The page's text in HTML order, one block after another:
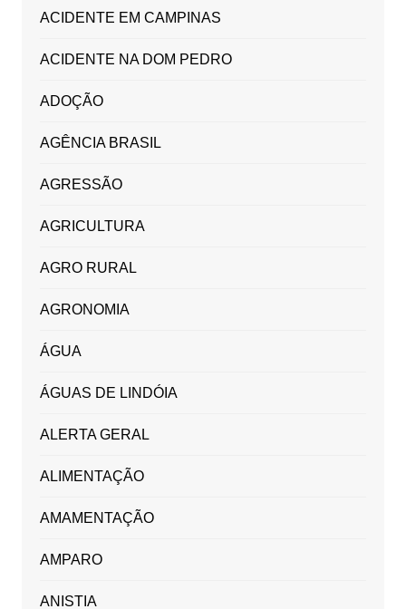
ACIDENTE EM CAMPINAS
ACIDENTE NA DOM PEDRO
ADOÇÃO
AGÊNCIA BRASIL
AGRESSÃO
AGRICULTURA
AGRO RURAL
AGRONOMIA
ÁGUA
ÁGUAS DE LINDÓIA
ALERTA GERAL
ALIMENTAÇÃO
AMAMENTAÇÃO
AMPARO
ANISTIA